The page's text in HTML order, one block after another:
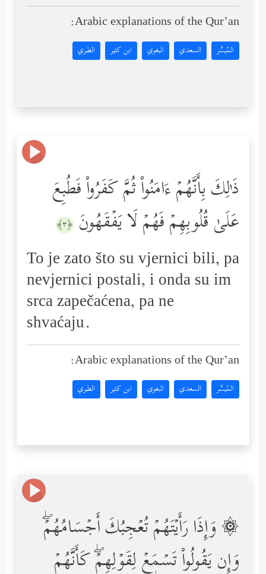
Arabic explanations of the Qur’an:
المُيسَّر السعدي البغوي ابن كثير الطبري
ذَ ٰ⁠لِكَ بِأَنَّهُمۡ ءَامَنُواْ ثُمَّ كَفَرُواْ فَطُبِعَ
عَلَىٰ قُلُوبِهِمۡ فَهُمۡ لَا یَفۡقَهُونَ ﴿٣﴾
To je zato što su vjernici bili, pa
nevjernici postali, i onda su im
srca zapečaćena, pa ne
shvaćaju.
Arabic explanations of the Qur’an:
المُيسَّر السعدي البغوي ابن كثير الطبري
۞ وَإِذَا رَأَیۡتَهُمۡ تُعۡجِبُكَ أَجۡسَامُهُمۡۖ
وَإِن یَقُولُواْ تَسۡمَعۡ لِقَوۡلِهِمۡۖ كَأَنَّهُمۡ